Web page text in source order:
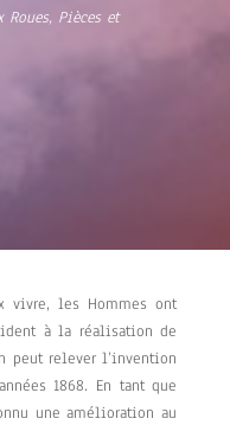
Roues, Pièces et
vivre, les Hommes ont
à la réalisation de
peut relever l’invention
1868. En tant que
une amélioration au